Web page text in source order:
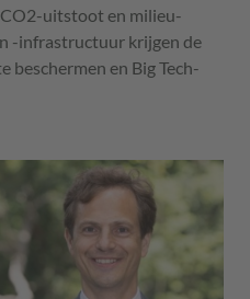
uitstoot en milieu-
-infrastructuur krijgen de
beschermen en Big Tech­-